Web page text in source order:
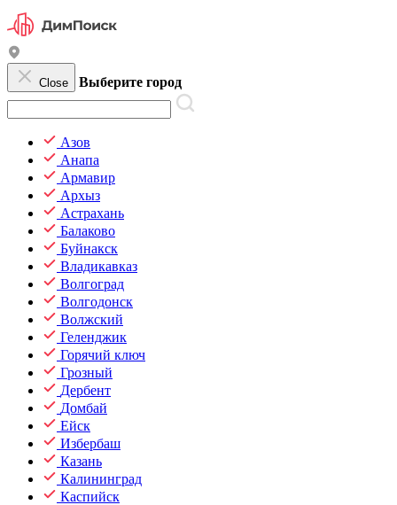
Close Выберите город
Азов
Анапа
Армавир
Архыз
Астрахань
Балаково
Буйнакск
Владикавказ
Волгоград
Волгодонск
Волжский
Геленджик
Горячий ключ
Грозный
Дербент
Домбай
Ейск
Избербаш
Казань
Калининград
Каспийск